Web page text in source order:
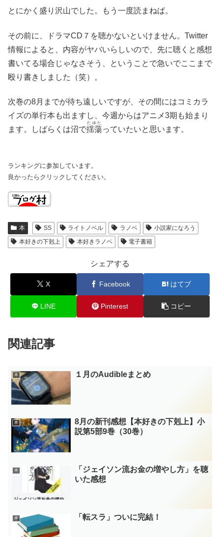
とにかく盛り沢山でした。もう一度読まねば。
その前に、ドラマCD７を聴かないといけません。Twitter
情報によると、内容がヤバいらしいので、先に聴くと感想
書いてる場合じゃなさそう、ということで急いでここまで
殴り書きしました（笑）。
次巻の8月までが待ち遠しいですが、その間にはコミカラ
イズの単行本も出ますし、今週からはアニメ3期も始まり
ます。しばらくは沼で揺蕩
たゆた
っていたいと思います。
ランキングに参加しています。
良かったらクリックしてください。
本 SS ライトノベル ラノベ
小説家になろう
本好きの下剋上
本好きラノベ 電子書籍
シェアする
X Facebook はてブ
LINE Pinterest コピー
関連記事
本 １月のAudibleまとめ
本
8月の新刊感想【本好きの下剋上】小
説第5部9巻（30巻）
本
「ジェイソン流お金の増やし方」を聴
いた感想
本 「転スラ」ついに完結！